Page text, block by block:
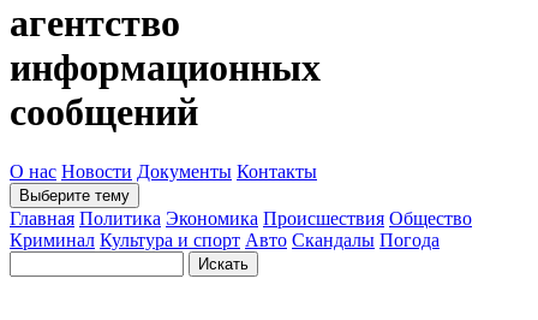
агентство
информационных
сообщений
О нас Новости Документы Контакты
Выберите тему
Главная Политика Экономика Происшествия Общество
Криминал Культура и спорт Авто Скандалы Погода